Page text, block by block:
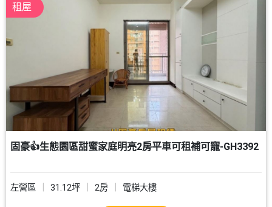
租屋
固豪👍生態園區甜蜜家庭明亮2房平車可租補可寵-GH3392
左營區 31.12坪 2房 電梯大樓